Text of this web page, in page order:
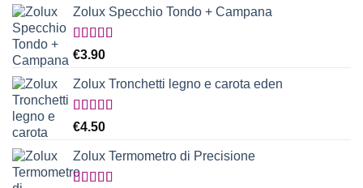
Zolux Specchio Tondo + Campana
Valutato
€3.90
Zolux Tronchetti legno e carota eden
Valutato
€4.50
Zolux Termometro di Precisione